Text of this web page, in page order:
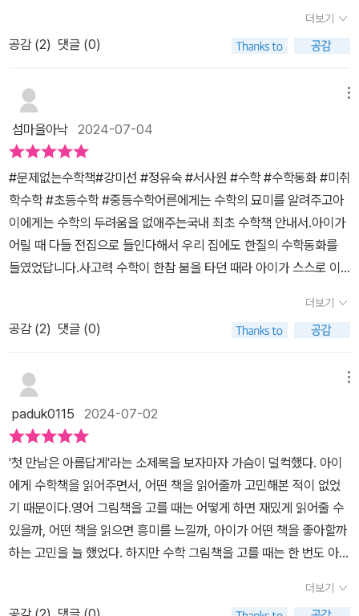
을 깨닫게 된다. 역사라는 나무의 뿌리에는 수학도 있다. 수학을 모르
고 정치사나 과학사, 예술사를 온전히 알기는 어렵다. 아쉬움을 느끼
면 채우고 싶어지고, 그렇게 채우면서 우리는 더 넓고, 깊게, 교양을
쌓아간다.” 역사책을 읽듯이 수학사를 읽고, 소설을 읽듯이 수학자의
일대기를 읽어보는 건 어떨까. 자신이 잘 아는 것부터 시작해서 수학
을 하나의 이야기로, 철학으로, 역사로 접근하면 된다. 한 수학자는 사
랑하는 어머니를 잃고 피타고라스의 정리를 처음 이해했을 때의 심정
을 떠올렸다. 자신의 인생을 그전으로 돌이킬 수 없다는 점에서. 그 비
통한 감정을 누가 어떻게 위로할 수 있을까. 우리가 수학자의 마음으
로 세상을 볼 수 있다면 수학으로부터 위로를 받을 수도 있지 않을까.
음악이나 미술을 감상하는 것처럼 수학도 교양이나 휴식처럼 느낄 수
있다면, 우리가 미처 몰랐던 또 다른 세계가 열릴 것이다. 수학이라는
가르치는 부모와 교사를 위한 책들을 소개합니다. 수학을 두려워하는
부모부터 예비 초등, 중등 수학 교사까지, 다양한 독자층을 위한 책을
게 수학을 가르칠 수 있게 됩니다.책은 수학이 얼마나 세상에 중요한
지를 알게 하며, 수학에 대한 긍정적인 감정을 형성하도록 돕습니다.
수학을 통해 세상을 보는 눈을 키우고, 수학적 사고를 길러주는 다양
한 책을 소개하며, 수학이 단순한 학문이 아닌 생활의 일부임을 깨닫
게 합니다. 이를 통해 수학을 배우는 모든 사람들이 수학을 하나의 예
술로 느끼고 음미할 수 있게 됩니다.또한 수학을 어렵고 복잡한 학문
이 아닌, 흥미롭고 즐거운 교양으로 접근할 수 있게 도와주는 책입니
다. 다양한 연령과 수준에 맞춘 수학책을 소개하며, 수학에 대한 두려
문제풀이가 아닌, 하나의 이야기로, 철학으로, 역사로 접근할 수 있도
록 도와주는 이 책은 모든 이들에게 추천드립니다.
런 표현을 하게 됩니다😁아이들에게는 문제풀이가 전부가 아니라는
걸 알려줘요.요즘 아이들이 수학 문제에서 부터 힘들어하잖아요.어떻
게든 시간이 길어져도 풀고 문제앞에서 힘들어하는모습을 볼 수 있는
에서 손을 놓게 되는 것 같아요.✅️ 수학과 친해지기✅️ 수학의 세계로
빠져들기✅️ 수학의 세계로 인도하기미취학 아동부터 성인까지!!수학
의 기초부터 꼭 읽어야 할 필독서까지 볼 수 있는데요중간 중간 그림
들이 이해를 도와주고 있습니다.🤔 수학을 못하는 사람은 없어요.단
지 어떻게 해야할 지 모르기 때문인 같아요.수학 문제집이 잔뜩인 곳
에 맘 편히 재밌게 읽으며 수학의매력에 빠질 수 있는 책인 것 같습니
다.그리고 수학이 좋아질거에요👍👍
더보기
공감 (2) 댓글 (0)
섬마을아낙 2024-07-04
#문제없는수학책#강미선 #정유숙 #서사원 #수학 #수학동화 #미취
학수학 #초등수학 #중등수학어른에게는 수학의 묘미를 알려주고아
이에게는 수학의 두려움을 없애주는국내 최초 수학책 안내서.아이가
어릴 때 다들 전집으로 들인다해서 우리 집에도 한질의 수학동화를
들였었답니다.사고력 수학이 한참 붐을 타던 때라 아이가 스스로 이
스러운 엄마표 수학이였답니다.기관에서 한다는 수학교재도 코로나
로 많이 풀려있었고 교구를 들이는데도 딱히 저항이 없던터라 아이는
교구와 자연스러운 수학 노출이 있는 미취학 시절을 보냈습니다.그래
서 초3이 된 지금까지 수학은 본인이 잘 한다는 뿜뿜이 있는 아이랍
느끼지 않기에 지켜보고 있는 수준이랍니다)그러다 이번에 처음으로
경시대회 참여했는데 아이도 저도 즐겁지 않은 시간을 보냈습니다.
문제집을 반복해서 풀리는 연습을 시켰거든요. 3학년이 되니 심화도
잘해야한다는 압박이 생겼었나 봅니다.그래서 저희집은 다시 초심으
로 돌아가고가 합니다.그 결심에 힘을 준 것이 바로 '문제 없는 수학
책'이랍니다.문제집을 풀어야한다는데는 이견이 없습니다. 그러나 아
이를 문제 푸는 기계로 만들고 싶진 않답니다.문제 없는 수학책은 우
리가 어릴 때 봤던 수학동화의 확장편을 소개 해 주고 있습니다. 심화
부터는 그저 문제집이 다라 생각했던 엄마에게 신선한 충격이였답니
더보기
공감 (2) 댓글 (0)
paduk0115 2024-07-02
'첫 만남은 아름답게'라는 소제목을 보자마자 가슴이 덜컥했다. 아이
에게 수학책을 읽어주면서, 어떤 책을 읽어줄까 고민해본 적이 없었
기 때문이다.영어 그림책을 고를 때는 어떻게 하면 재밌게 읽어줄 수
있을까, 어떤 책을 읽으면 흥미를 느낄까, 아이가 어떤 책을 좋아할까
하는 고민을 늘 했었다. 하지만 수학 그림책을 고를 때는 한 번도 아이
더보기